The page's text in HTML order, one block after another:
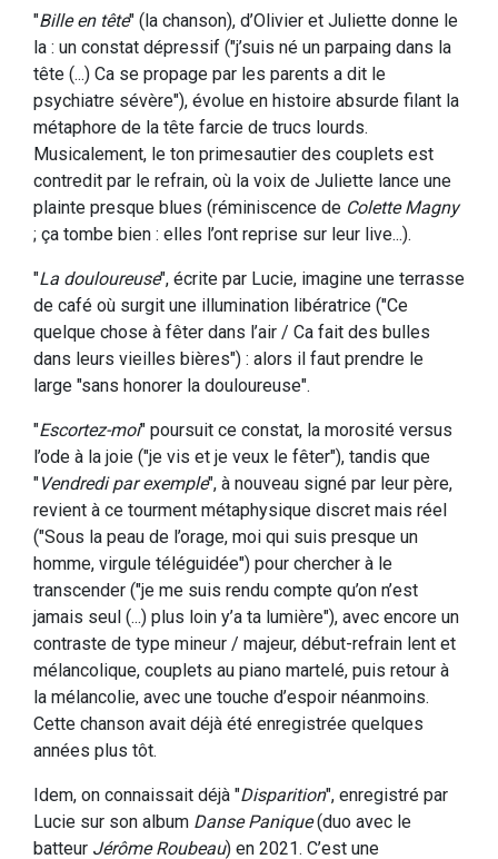
"Bille en tête" (la chanson), d’Olivier et Juliette donne le
la : un constat dépressif ("j’suis né un parpaing dans la
tête (...) Ca se propage par les parents a dit le
psychiatre sévère"), évolue en histoire absurde filant la
métaphore de la tête farcie de trucs lourds.
Musicalement, le ton primesautier des couplets est
contredit par le refrain, où la voix de Juliette lance une
plainte presque blues (réminiscence de Colette Magny
; ça tombe bien : elles l’ont reprise sur leur live...).
"La douloureuse", écrite par Lucie, imagine une terrasse
de café où surgit une illumination libératrice ("Ce
quelque chose à fêter dans l’air / Ca fait des bulles
dans leurs vieilles bières") : alors il faut prendre le
large "sans honorer la douloureuse".
"Escortez-moi" poursuit ce constat, la morosité versus
l’ode à la joie ("je vis et je veux le fêter"), tandis que
"Vendredi par exemple", à nouveau signé par leur père,
revient à ce tourment métaphysique discret mais réel
("Sous la peau de l’orage, moi qui suis presque un
homme, virgule téléguidée") pour chercher à le
transcender ("je me suis rendu compte qu’on n’est
jamais seul (...) plus loin y’a ta lumière"), avec encore un
contraste de type mineur / majeur, début-refrain lent et
mélancolique, couplets au piano martelé, puis retour à
la mélancolie, avec une touche d’espoir néanmoins.
Cette chanson avait déjà été enregistrée quelques
années plus tôt.
Idem, on connaissait déjà "Disparition", enregistré par
Lucie sur son album Danse Panique(duo avec le
batteur Jérôme Roubeau) en 2021. C’est une